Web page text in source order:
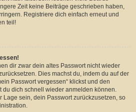
kann mich aber nicht mehr
dein Benutzerkonto aus verschieden
hat. Außerdem löschen viele Boards
Zeit keine Beiträge geschrieben haben,
Registriere dich einfach erneut und
teil!